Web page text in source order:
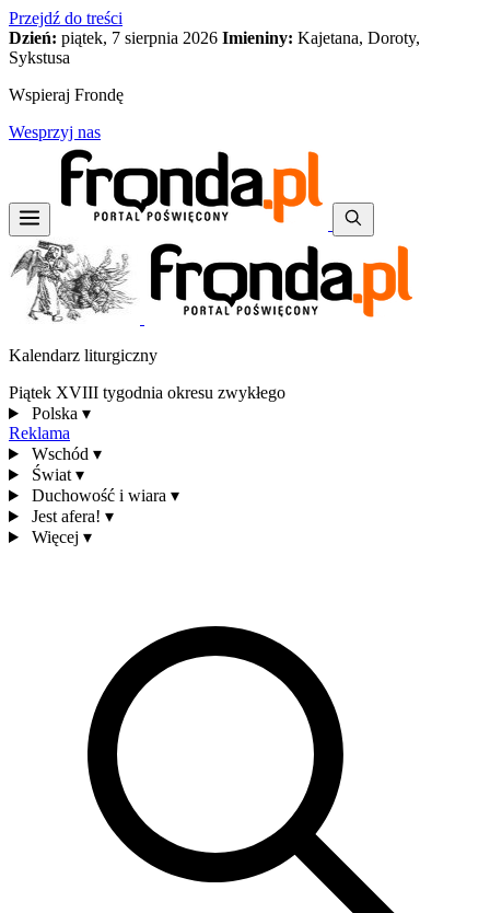
Przejdź do treści
Dzień: piątek, 7 sierpnia 2026 Imieniny: Kajetana, Doroty,
Sykstusa
Wspieraj Frondę
Wesprzyj nas
Kalendarz liturgiczny
Piątek XVIII tygodnia okresu zwykłego
Polska ▾
Reklama
Wschód ▾
Świat ▾
Duchowość i wiara ▾
Jest afera! ▾
Więcej ▾